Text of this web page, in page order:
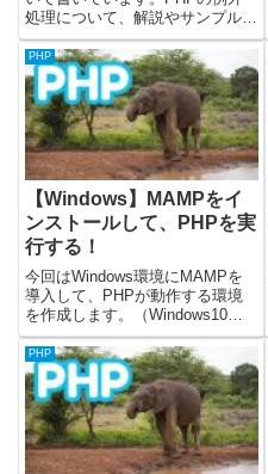
処理について、解説やサンプルコ
ードを載せています。載せている
サンプルコードは、PHPのバー
ジョン8.1.12を使って、動作を検
証しました。公式ドキュメントで
はこちらに例外について記...
PHP
【Windows】MAMPをイ
ンストールして、PHPを実
行する！
今回はWindows環境にMAMPを
導入して、PHPが動作する環境
を作成します。（Windows10に
導入してみています）Dockerを
使うと環境構築は簡単にできます
が、コマンドラインに慣れていな
かったりする場合にはMAMPを
使った開発環境...
PHP